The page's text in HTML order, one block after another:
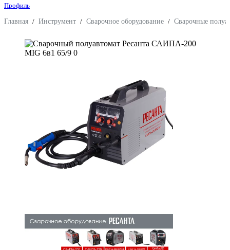
Профиль
Главная / Инструмент / Сварочное оборудование / Сварочные